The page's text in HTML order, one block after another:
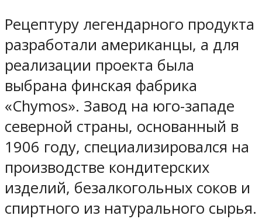
Рецептуру легендарного продукта
разработали американцы, а для
реализации проекта была
выбрана финская фабрика
«Chymos». Завод на юго-западе
северной страны, основанный в
1906 году, специализировался на
производстве кондитерских
изделий, безалкогольных соков и
спиртного из натурального сырья.